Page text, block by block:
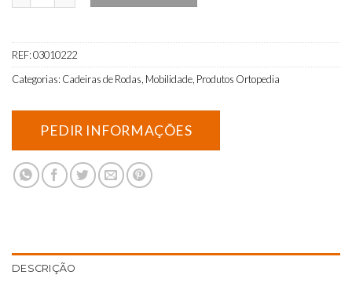
REF:03010222
Categorias: Cadeiras de Rodas, Mobilidade, Produtos Ortopedia
DESCRIÇÃO